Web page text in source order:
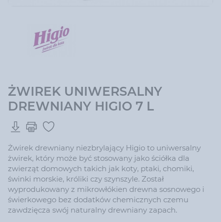
ŻWIREK UNIWERSALNY
DREWNIANY HIGIO 7 L
Żwirek drewniany niezbrylający Higio to uniwersalny
żwirek, który może być stosowany jako ściółka dla
zwierząt domowych takich jak koty, ptaki, chomiki,
świnki morskie, króliki czy szynszyle. Został
wyprodukowany z mikrowłókien drewna sosnowego i
świerkowego bez dodatków chemicznych czemu
zawdzięcza swój naturalny drewniany zapach.